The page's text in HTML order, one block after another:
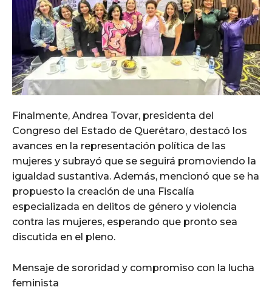
Finalmente, Andrea Tovar, presidenta del
Congreso del Estado de Querétaro, destacó los
avances en la representación política de las
mujeres y subrayó que se seguirá promoviendo la
igualdad sustantiva. Además, mencionó que se ha
propuesto la creación de una Fiscalía
especializada en delitos de género y violencia
contra las mujeres, esperando que pronto sea
discutida en el pleno.
Mensaje de sororidad y compromiso con la lucha
feminista